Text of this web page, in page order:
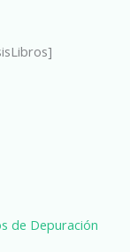
de Depuración